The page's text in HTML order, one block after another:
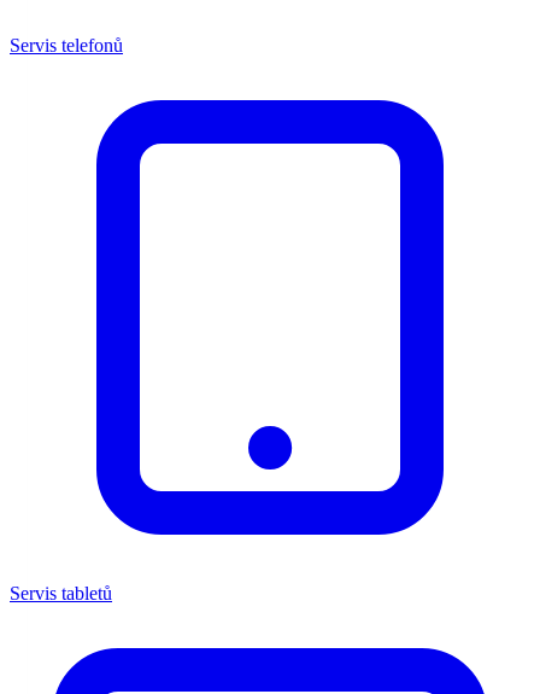
Servis telefonů
Servis tabletů